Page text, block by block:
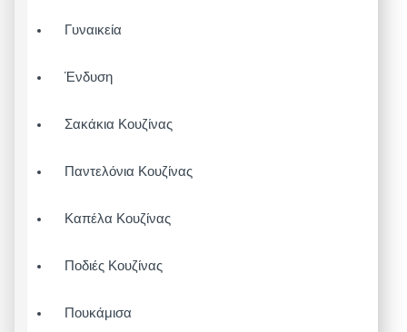
Γυναικεία
Ένδυση
Σακάκια Κουζίνας
Παντελόνια Κουζίνας
Καπέλα Κουζίνας
Ποδιές Κουζίνας
Πουκάμισα